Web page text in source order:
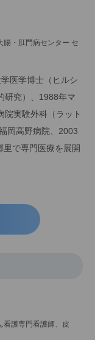
腸・肛門病センター セ
医学博士（ヒルシ
研究）、1988年マ
院実験外科（ラット
岡高野病院、2003
で専門医療を展開
看護専門看護師、皮